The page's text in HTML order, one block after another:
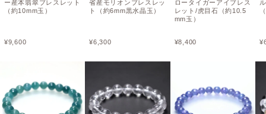
ー産本翡翠ブレスレット
（約10mm玉）
¥9,600
省産モリオンブレスレッ
ト（約6mm黒水晶玉）
¥6,300
ロータイガーアイブレス
レット/虎目石（約10.5
mm玉）
¥8,400 ¥